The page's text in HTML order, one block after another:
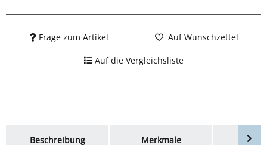
Frage zum Artikel Auf Wunschzettel
Auf die Vergleichsliste
Beschreibung
Merkmale